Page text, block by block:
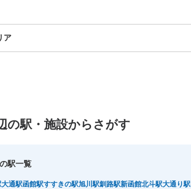
ア
の駅・施設からさがす
駅一覧
大通駅函館駅すすきの駅旭川駅釧路駅新函館北斗駅大通り駅